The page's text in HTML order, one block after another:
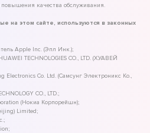
качества обслуживания.
на этом сайте, используются в законных
Apple Inc. (Эпл Инк.);
TECHNOLOGIES CO., LTD. (ХУАВЕЙ
Electronics Co. Ltd. (Самсунг Электроникс Ко.,
CO., LTD.;
(Нокиа Корпорейшн);
Limited;